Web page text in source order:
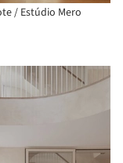
/ Estúdio Mero